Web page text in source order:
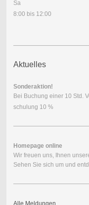
Sa
8:00 bis 12:00
Aktuelles
Sonderaktion!
Bei Buchung einer 10 Std.
schulung 10 %
Homepage online
Wir freuen uns, Ihnen
Sehen Sie sich um und
Alle Meldungen